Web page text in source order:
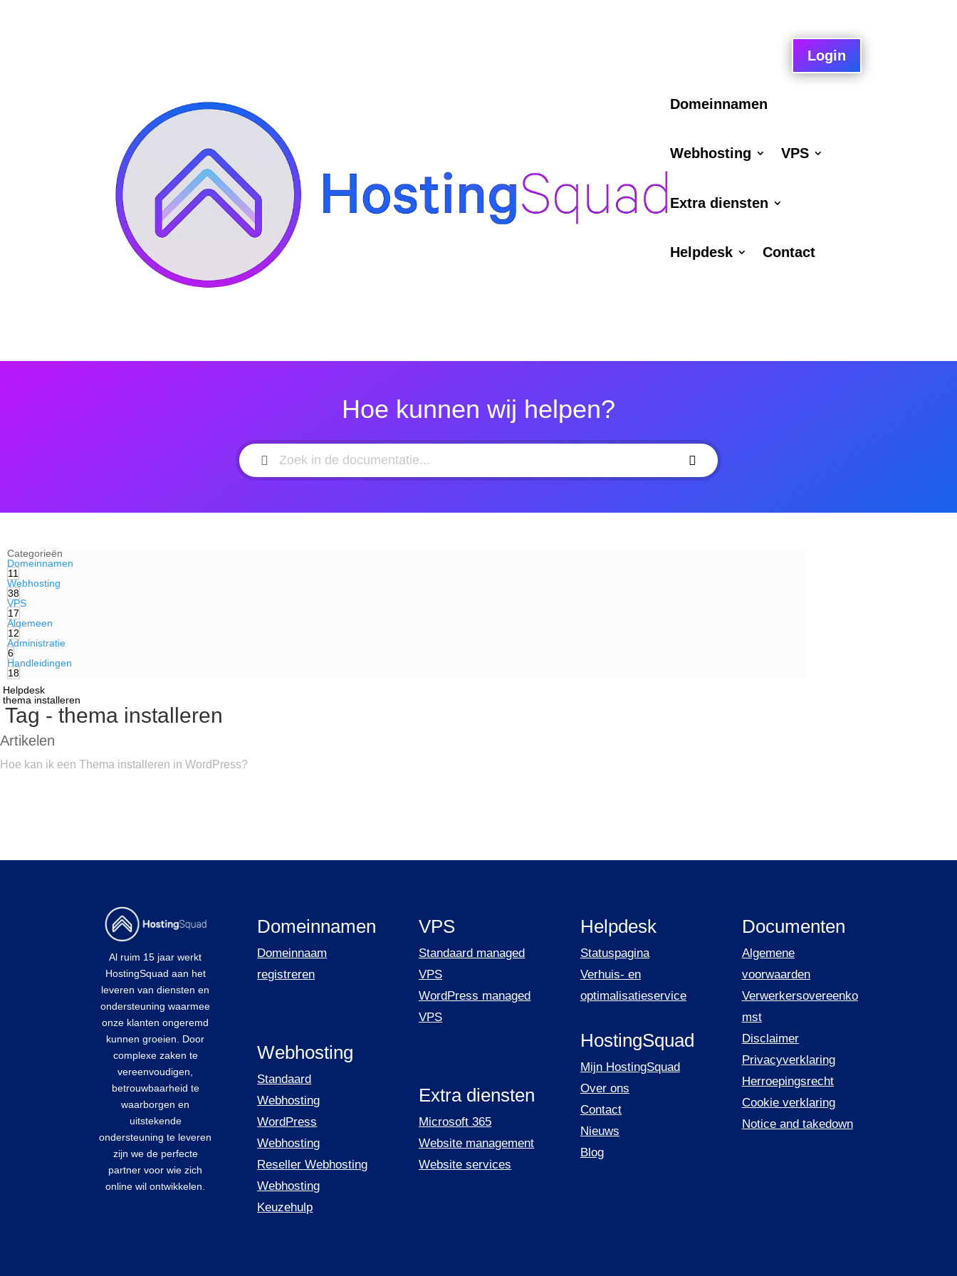
Login
Domeinnamen
Webhosting VPS
Extra diensten
Helpdesk Contact
Hoe kunnen wij helpen?
Categorieën
Domeinnamen
11
Webhosting
38
VPS
17
Algemeen
12
Administratie
6
Handleidingen
18
Helpdesk
thema installeren
Tag - thema installeren
Artikelen
Hoe kan ik een Thema installeren in WordPress?
Al ruim 15 jaar werkt
HostingSquad aan het
leveren van diensten en
ondersteuning waarmee
onze klanten ongeremd
kunnen groeien. Door
complexe zaken te
vereenvoudigen,
betrouwbaarheid te
waarborgen en
uitstekende
ondersteuning te leveren
zijn we de perfecte
partner voor wie zich
online wil ontwikkelen.
Domeinnamen
Domeinnaam
registreren
Webhosting
Standaard
Webhosting
WordPress
Webhosting
Reseller Webhosting
Webhosting
Keuzehulp
VPS
Standaard managed
VPS
WordPress managed
VPS
Extra diensten
Microsoft 365
Website management
Website services
Helpdesk
Statuspagina
Verhuis- en
optimalisatieservice
HostingSquad
Mijn HostingSquad
Over ons
Contact
Nieuws
Blog
Documenten
Algemene
voorwaarden
Verwerkersovereenko
mst
Disclaimer
Privacyverklaring
Herroepingsrecht
Cookie verklaring
Notice and takedown